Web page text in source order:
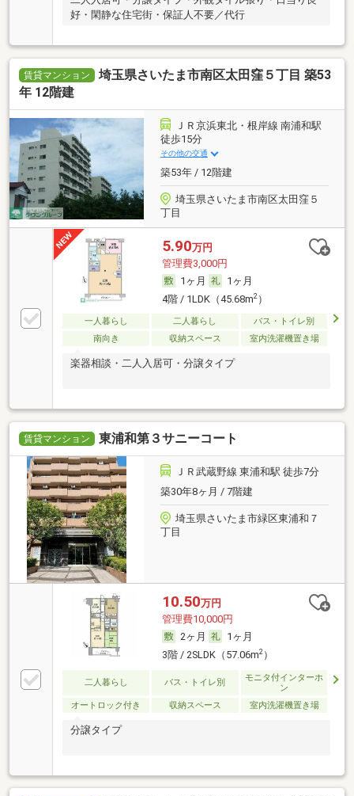
好・閑静な住宅街・保証人不要／代行
賃貸マンション
埼玉県さいたま市南区太田窪５丁目 築53
年 12階建
ＪＲ京浜東北・根岸線 南浦和駅
徒歩15分
その他の交通
築53年 / 12階建
埼玉県さいたま市南区太田窪５
丁目
5.90万円
管理費3,000円
1ヶ月
1ヶ月
4階 / 1LDK（45.68m2）
一人暮らし 二人暮らし
バス・トイレ別
南向き
収納スペース 室内洗濯機置き場
楽器相談・二人入居可・分譲タイプ
賃貸マンション 東浦和第３サニーコート
ＪＲ武蔵野線 東浦和駅 徒歩7分
築30年8ヶ月 / 7階建
埼玉県さいたま市緑区東浦和７
丁目
10.50万円
管理費10,000円
2ヶ月
1ヶ月
3階 / 2SLDK（57.06m2）
二人暮らし バス・トイレ別
モニタ付インターホ
ン
オートロック付き
収納スペース 室内洗濯機置き場
分譲タイプ